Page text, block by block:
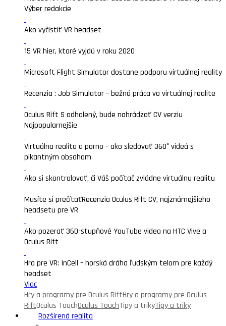
Výber redakcie
Ako vyčistiť VR headset
15 VR hier, ktoré vyjdú v roku 2020
Microsoft Flight Simulator dostane podporu virtuálnej reality
Recenzia : Job Simulator – bežná práca vo virtuálnej realite
Oculus Rift S odhalený, bude nahrádzať CV verziu
Najpopularnejšie
Virtuálna realita a porno – ako sledovať 360° videá s
pikantným obsahom
Ako si skontrolovať, či Váš počítač zvládne virtuálnu realitu
Musíte si prečítaťRecenzia Oculus Rift CV, najznámejšieho
headsetu pre VR
Ako pozerať 360-stupňové YouTube videa na HTC Vive a
Oculus Rift
Hra pre VR: InCell – horská dráha ľudským telom pre každý
headset
Viac
Hry a programy pre Oculus RiftHry a programy pre Oculus
RiftOculus TouchOculus TouchTipy a trikyTipy a triky
Rozšírená realita